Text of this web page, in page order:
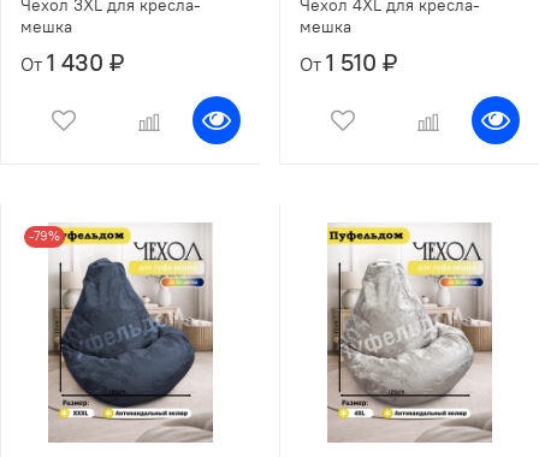
мешка
От 1 430 ₽
мешка
От 1 510 ₽
-79%